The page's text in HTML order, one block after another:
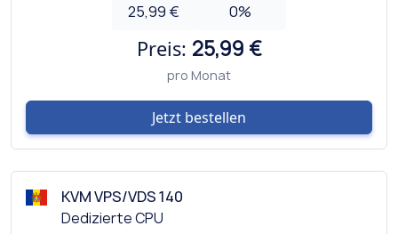
25,99 €
0%
Preis: 25,99 €
pro Monat
Jetzt bestellen
KVM VPS/VDS 140
Dedizierte CPU